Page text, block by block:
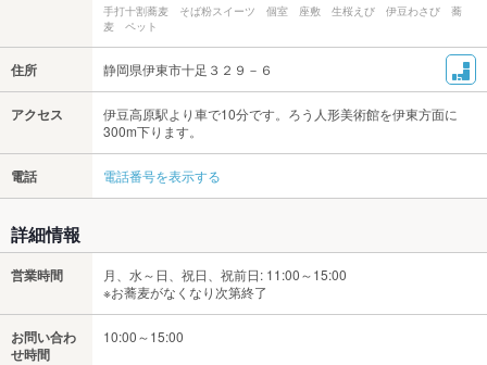
手打十割蕎麦 そば粉スイーツ 個室 座敷 生桜えび 伊豆わさび 蕎
麦 ペット
住所 静岡県伊東市十足３２９－６
アクセス
伊豆高原駅より車で10分です。ろう人形美術館を伊東方面に
300m下ります。
電話 電話番号を表示する
詳細情報
営業時間
月、水～日、祝日、祝前日: 11:00～15:00
※お蕎麦がなくなり次第終了
お問い合わ
せ時間
10:00～15:00